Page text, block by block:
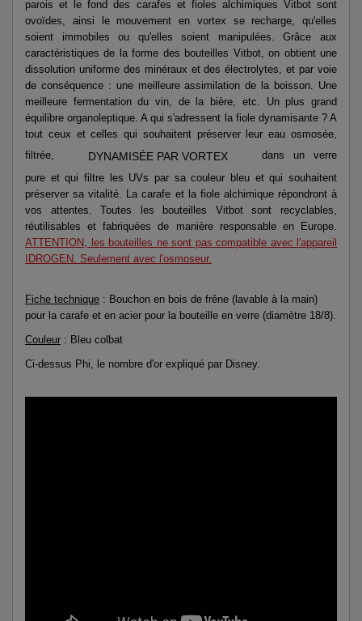
parois et le fond des carafes et fioles alchimiques Vitbot sont
ovoïdes, ainsi le mouvement en vortex se recharge, qu'elles
soient immobiles ou qu'elles soient manipulées. Grâce aux
caractéristiques de la forme des bouteilles Vitbot, on obtient une
dissolution uniforme des minéraux et des électrolytes, et par voie
de conséquence : une meilleure assimilation de la boisson. Une
meilleure fermentation du vin, de la bière, etc. Un plus grand
équilibre organoleptique. A qui s'adressent la fiole dynamisante ? A
tout ceux et celles qui souhaitent préserver leur eau osmosée,
filtrée,
DYNAMISÉE PAR VORTEX
dans un verre
pure et qui filtre les UVs par sa couleur bleu et qui souhaitent
préserver sa vitalité. La carafe et la fiole alchimique répondront à
vos attentes. Toutes les bouteilles Vitbot sont recyclables,
réutilisables et fabriquées de manière responsable en Europe.
ATTENTION, les bouteilles ne sont pas compatible avec l'appareil
IDROGEN. Seulement avec l'osmoseur.
Fiche technique : Bouchon en bois de frêne (lavable à la main)
pour la carafe et en acier pour la bouteille en verre (diamètre 18/8).
Couleur : Bleu colbat
Ci-dessus Phi, le nombre d'or expliqué par Disney.